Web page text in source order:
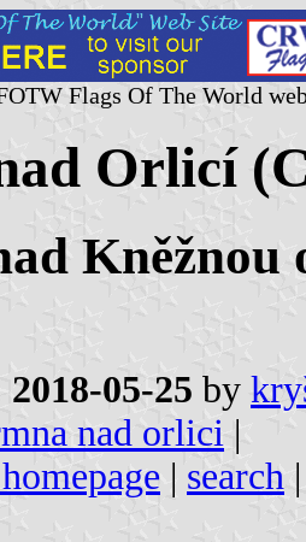
Flags Of The World
Orlicí
2018-05-25 by
nad orlici |
| search